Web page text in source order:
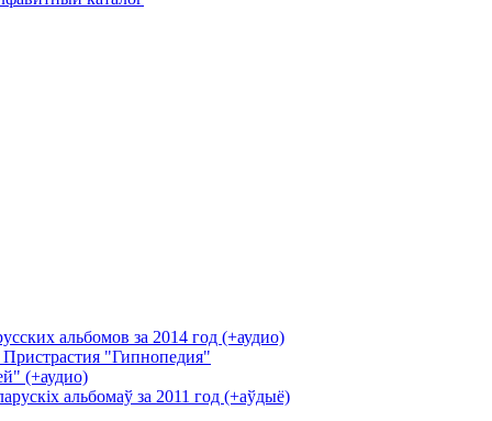
альбомов за 2014 год (+аудио)
"Гипнопедия"
(+аудио)
альбомаў за 2011 год (+аўдыё)